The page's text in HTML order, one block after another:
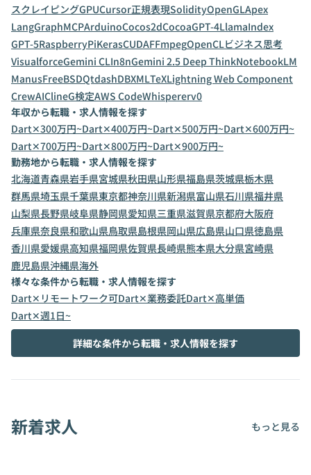
スクレイピングGPUCursor正規表現SolidityOpenGLApex
LangGraphMCPArduinoCocos2dCocoaGPT-4LlamaIndex
GPT-5RaspberryPiKerasCUDAFFmpegOpenCLビジネス思考
VisualforceGemini CLIn8nGemini 2.5 Deep ThinkNotebookLM
ManusFreeBSDQtdashDBXMLTeXLightning Web Component
CrewAIClineG検定AWS CodeWhispererv0
年収から転職・求人情報を探す
Dart✕300万円~Dart✕400万円~Dart✕500万円~Dart✕600万円~
Dart✕700万円~Dart✕800万円~Dart✕900万円~
勤務地から転職・求人情報を探す
北海道青森県岩手県宮城県秋田県山形県福島県茨城県栃木県
群馬県埼玉県千葉県東京都神奈川県新潟県富山県石川県福井県
山梨県長野県岐阜県静岡県愛知県三重県滋賀県京都府大阪府
兵庫県奈良県和歌山県鳥取県島根県岡山県広島県山口県徳島県
香川県愛媛県高知県福岡県佐賀県長崎県熊本県大分県宮崎県
鹿児島県沖縄県海外
様々な条件から転職・求人情報を探す
Dart✕リモートワーク可Dart✕業務委託Dart✕高単価
Dart✕週1日~
詳細な条件から転職・求人情報を探す
新着求人 もっと見る